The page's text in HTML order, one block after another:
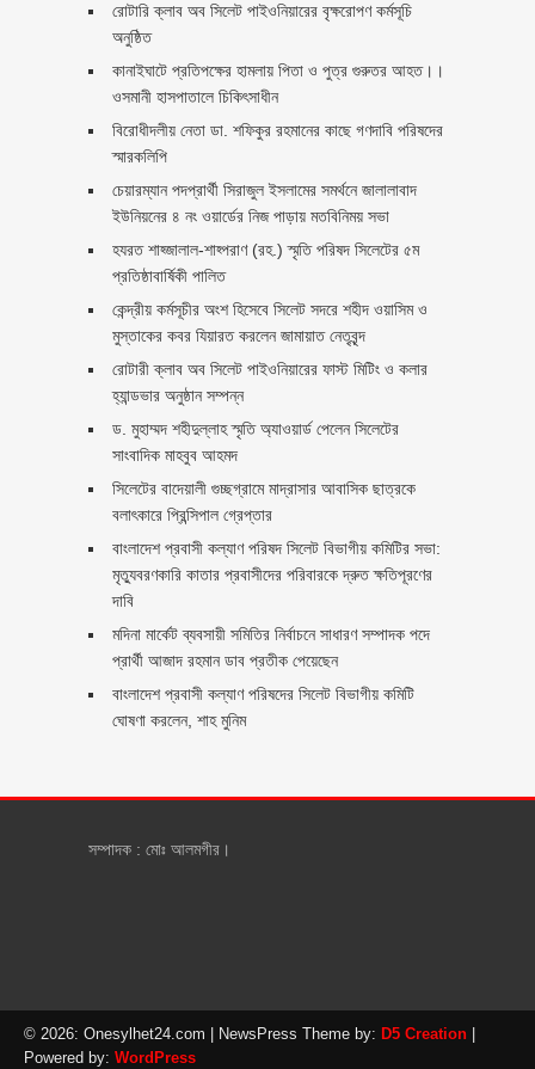
রোটারি ক্লাব অব সিলেট পাইওনিয়ারের বৃক্ষরোপণ কর্মসূচি
অনুষ্ঠিত
কানাইঘাটে প্রতিপক্ষের হামলায় পিতা ও পুত্র গুরুতর আহত।।
ওসমানী হাসপাতালে চিকিৎসাধীন
বিরোধীদলীয় নেতা ডা. শফিকুর রহমানের কাছে গণদাবি পরিষদের
স্মারকলিপি ‎
চেয়ারম্যান পদপ্রার্থী সিরাজুল ইসলামের সমর্থনে জালালাবাদ
ইউনিয়নের ৪ নং ওয়ার্ডের নিজ পাড়ায় মতবিনিময় সভা
হযরত শাহ্জালাল-শাহ্পরাণ (রহ.) স্মৃতি পরিষদ সিলেটের ৫ম
প্রতিষ্ঠাবার্ষিকী পালিত ‎​
কেন্দ্রীয় কর্মসূচীর অংশ হিসেবে সিলেট সদরে শহীদ ওয়াসিম ও
মুস্তাকের কবর যিয়ারত করলেন জামায়াত নেতৃবৃন্দ ‎
রোটারী ক্লাব অব সিলেট পাইওনিয়ারের ফাস্ট মিটিং ও কলার
হ্যান্ডভার অনুষ্ঠান সম্পন্ন
ড. মুহাম্মদ শহীদুল্লাহ স্মৃতি অ্যাওয়ার্ড পেলেন সিলেটের
সাংবাদিক মাহবুব আহমদ
সিলেটের বাদেয়ালী গুচ্ছগ্রামে মাদ্রাসার আবাসিক ছাত্রকে
বলাৎকারে প্রিন্সিপাল গ্রেপ্তার ‎
বাংলাদেশ প্রবাসী কল্যাণ পরিষদ সিলেট বিভাগীয় কমিটির সভা:
মৃত্যুবরণকারি কাতার প্রবাসীদের পরিবারকে দ্রুত ক্ষতিপূরণের
দাবি
মদিনা মার্কেট ব্যবসায়ী সমিতির নির্বাচনে সাধারণ সম্পাদক পদে
প্রার্থী আজাদ রহমান ডাব প্রতীক পেয়েছেন ‎
‎বাংলাদেশ প্রবাসী কল্যাণ পরিষদের সিলেট বিভাগীয় কমিটি
ঘোষণা করলেন, শাহ মুনিম
সম্পাদক : মোঃ আলমগীর।
© 2026: Onesylhet24.com | NewsPress Theme by: D5 Creation
Powered by: WordPress